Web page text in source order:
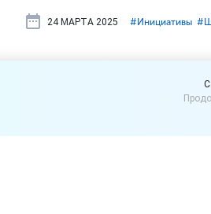
24 МАРТА 2025 #⁣Инициативы
В России